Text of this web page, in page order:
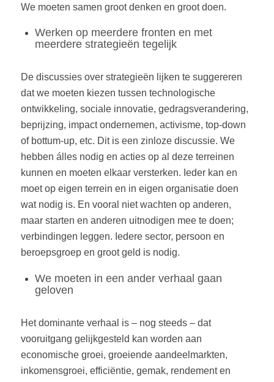
We moeten samen groot denken en groot doen.
Werken op meerdere fronten en met
meerdere strategieën tegelijk
De discussies over strategieën lijken te suggereren
dat we moeten kiezen tussen technologische
ontwikkeling, sociale innovatie, gedragsverandering,
beprijzing, impact ondernemen, activisme, top-down
of bottum-up, etc. Dit is een zinloze discussie. We
hebben álles nodig en acties op al deze terreinen
kunnen en moeten elkaar versterken. Ieder kan en
moet op eigen terrein en in eigen organisatie doen
wat nodig is. En vooral niet wachten op anderen,
maar starten en anderen uitnodigen mee te doen;
verbindingen leggen. Iedere sector, persoon en
beroepsgroep en groot geld is nodig.
We moeten in een ander verhaal gaan
geloven
Het dominante verhaal is – nog steeds – dat
vooruitgang gelijkgesteld kan worden aan
economische groei, groeiende aandeelmarkten,
inkomensgroei, efficiëntie, gemak, rendement en